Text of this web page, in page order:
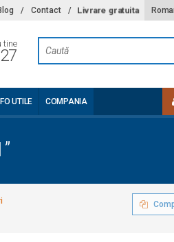
/ Contact / Livrare gratuita
tine
UTILE COMPANIA